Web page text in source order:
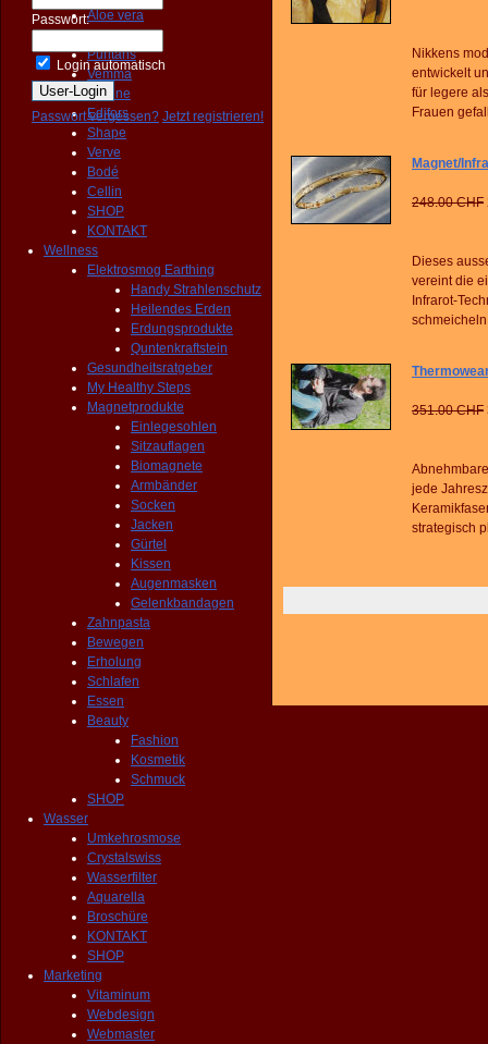
Aloe vera
Getreide
Puritans
Vemma
Fit Line
Edifors
Shape
Verve
Bodé
Cellin
SHOP
KONTAKT
Wellness
Elektrosmog Earthing
Handy Strahlenschutz
Heilendes Erden
Erdungsprodukte
Quntenkraftstein
Gesundheitsratgeber
My Healthy Steps
Magnetprodukte
Einlegesohlen
Sitzauflagen
Biomagnete
Armbänder
Socken
Jacken
Gürtel
Kissen
Augenmasken
Gelenkbandagen
Zahnpasta
Bewegen
Erholung
Schlafen
Essen
Beauty
Fashion
Kosmetik
Schmuck
SHOP
Wasser
Umkehrosmose
Crystalswiss
Wasserfilter
Aquarella
Broschüre
KONTAKT
SHOP
Marketing
Vitaminum
Webdesign
Webmaster
Passwort:
Login automatisch
Passwort vergessen? Jetzt registrieren!
Nikkens
entwickelt
für legere
Frauen
Magnet/
248.00 CHF
Dieses
vereint die
Infrarot-
351.00 CHF
jede
strategisch